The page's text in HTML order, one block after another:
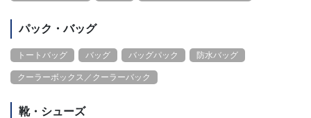
パック・バッグ
トートバッグ バッグ バッグパック 防水バッグ
クーラーボックス／クーラーバック
靴・シューズ